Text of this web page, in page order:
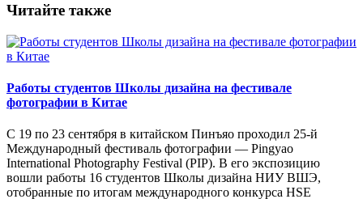
Читайте также
Работы студентов Школы дизайна на фестивале
фотографии в Китае
С 19 по 23 сентября в китайском Пинъяо проходил 25-й
Международный фестиваль фотографии — Pingyao
International Photography Festival (PIP). В его экспозицию
вошли работы 16 студентов Школы дизайна НИУ ВШЭ,
отобранные по итогам международного конкурса HSE